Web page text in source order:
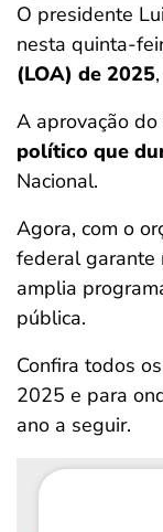
O presidente
nesta quinta-
(LOA) de 2025
A aprovação
político que
Nacional.
Agora, com o
federal garante
amplia
pública.
Confira todos
2025 e para
ano a seguir.